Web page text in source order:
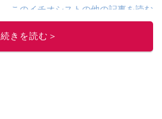
このイチオシストの他の記事を読む
続きを読む＞